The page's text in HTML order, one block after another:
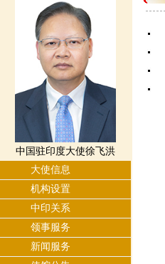
中国驻印度大使徐飞洪
大使信息
机构设置
中印关系
领事服务
新闻服务